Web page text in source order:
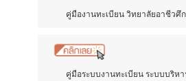
คู่มืองานทะเบียน วิทยาลัยอาชีวศึ
คู่มือระบบงานทะเบียน ระบบบริหา